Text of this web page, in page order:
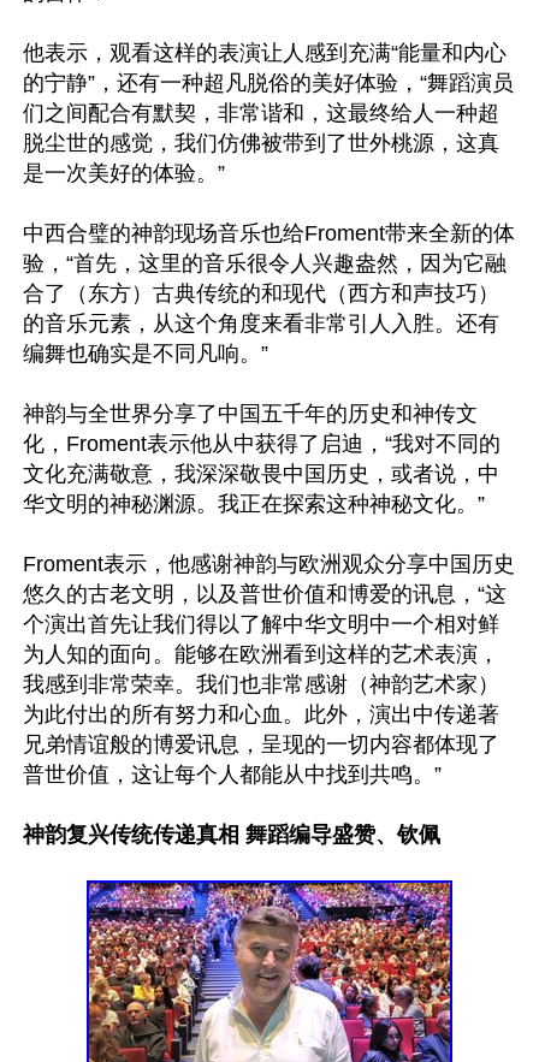
他表示，观看这样的表演让人感到充满“能量和内心
的宁静”，还有一种超凡脱俗的美好体验，“舞蹈演员
们之间配合有默契，非常谐和，这最终给人一种超
脱尘世的感觉，我们仿佛被带到了世外桃源，这真
是一次美好的体验。”
中西合璧的神韵现场音乐也给Froment带来全新的体
验，“首先，这里的音乐很令人兴趣盎然，因为它融
合了（东方）古典传统的和现代（西方和声技巧）
的音乐元素，从这个角度来看非常引人入胜。还有
编舞也确实是不同凡响。”
神韵与全世界分享了中国五千年的历史和神传文
化，Froment表示他从中获得了启迪，“我对不同的
文化充满敬意，我深深敬畏中国历史，或者说，中
华文明的神秘渊源。我正在探索这种神秘文化。”
Froment表示，他感谢神韵与欧洲观众分享中国历史
悠久的古老文明，以及普世价值和博爱的讯息，“这
个演出首先让我们得以了解中华文明中一个相对鲜
为人知的面向。能够在欧洲看到这样的艺术表演，
我感到非常荣幸。我们也非常感谢（神韵艺术家）
为此付出的所有努力和心血。此外，演出中传递著
兄弟情谊般的博爱讯息，呈现的一切内容都体现了
普世价值，这让每个人都能从中找到共鸣。”
神韵复兴传统传递真相 舞蹈编导盛赞、钦佩